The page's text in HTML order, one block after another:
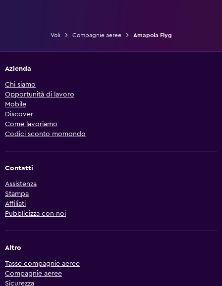
Voli Compagnie aeree Amapola Flyg
Azienda
Chi siamo
Opportunità di lavoro
Mobile
Discover
Come lavoriamo
Codici sconto momondo
Contatti
Assistenza
Stampa
Affiliati
Pubblicizza con noi
Altro
Tasse compagnie aeree
Compagnie aeree
Sicurezza